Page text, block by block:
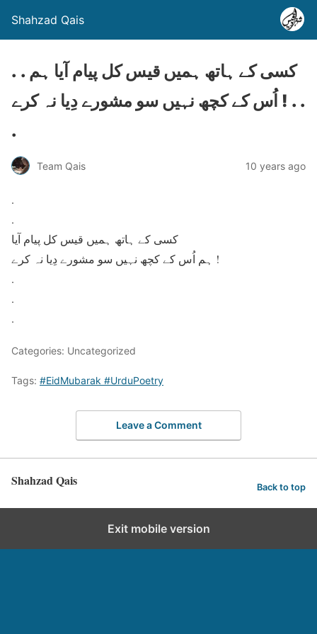
Shahzad Qais
. . کسی کے ہاتھ ہمیں قیس کل پیام آیا ہم
اُس کے کچھ نہیں سو مشورے دِیا نہ کرے ! . .
.
Team Qais 10 years ago
.
.
کسی کے ہاتھ ہمیں قیس کل پیام آیا
ہم اُس کے کچھ نہیں سو مشورے دِیا نہ کرے !
.
.
.
Categories: Uncategorized
Tags: #EidMubarak #UrduPoetry
Leave a Comment
Shahzad Qais Back to top
Exit mobile version